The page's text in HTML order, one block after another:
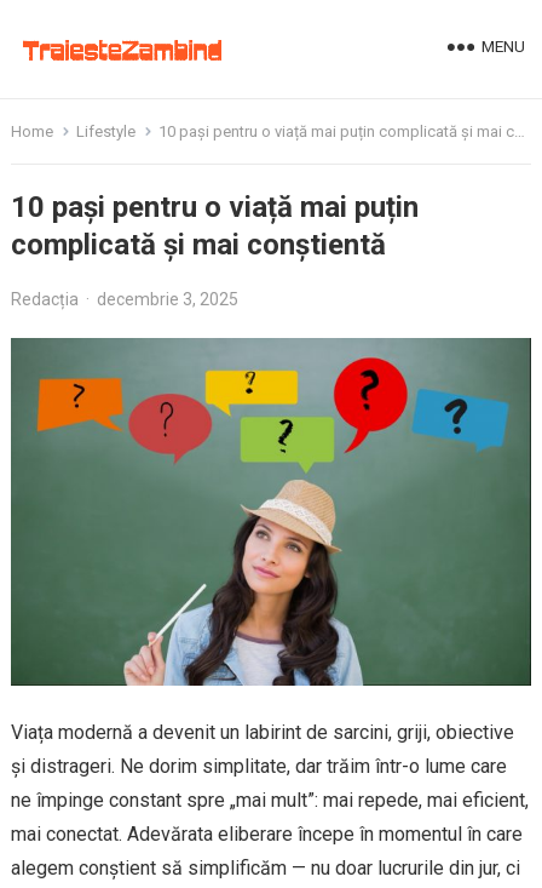
MENU
Home Lifestyle 10 pași pentru o viață mai puțin complicată și mai conștientă
10 pași pentru o viață mai puțin
complicată și mai conștientă
Redacția · decembrie 3, 2025
Viața modernă a devenit un labirint de sarcini, griji, obiective
și distrageri. Ne dorim simplitate, dar trăim într-o lume care
ne împinge constant spre „mai mult”: mai repede, mai eficient,
mai conectat. Adevărata eliberare începe în momentul în care
alegem conștient să simplificăm — nu doar lucrurile din jur, ci